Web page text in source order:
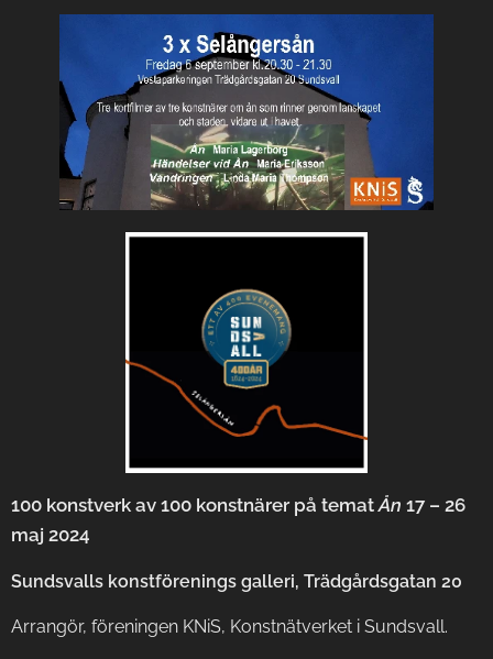
100 konstverk av 100 konstnärer på tematÅn 17 – 26
maj 2024
Sundsvalls konstförenings galleri, Trädgårdsgatan 20
Arrangör, föreningen KNiS, Konstnätverket i Sundsvall.